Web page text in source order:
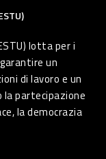
lotta per i
un
di lavoro e un
partecipazione
la democrazia